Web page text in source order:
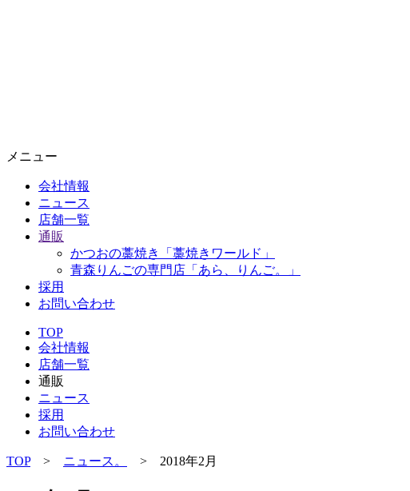
メニュー
会社情報
ニュース
店舗一覧
通販
かつおの藁焼き「藁焼きワールド」
青森りんごの専門店「あら、りんご。」
採用
お問い合わせ
TOP
会社情報
店舗一覧
通販
ニュース
採用
お問い合わせ
TOP> ニュース。 > 2018年2月